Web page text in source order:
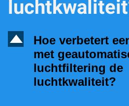
D
Hoe verbetert
met
luchtfiltering de
luchtkwaliteit?